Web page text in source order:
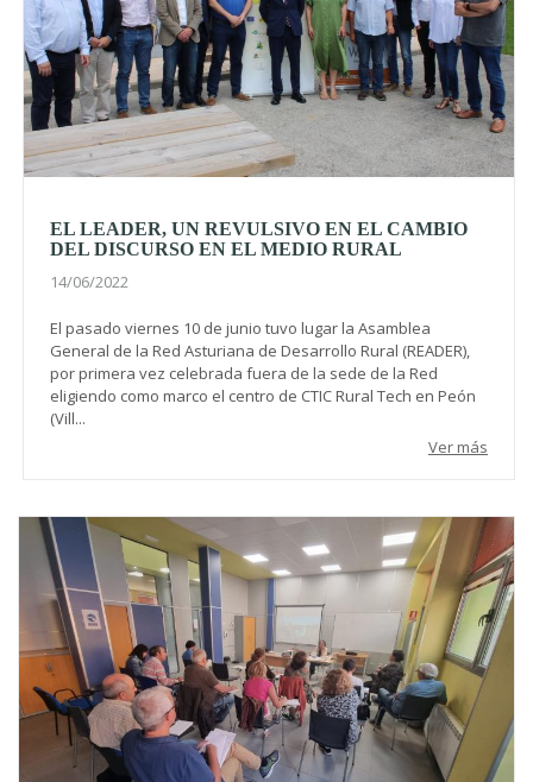
EL LEADER, UN REVULSIVO EN EL CAMBIO
DEL DISCURSO EN EL MEDIO RURAL
14/06/2022
El pasado viernes 10 de junio tuvo lugar la Asamblea
General de la Red Asturiana de Desarrollo Rural (READER),
por primera vez celebrada fuera de la sede de la Red
eligiendo como marco el centro de CTIC Rural Tech en Peón
(Vill...
Ver más